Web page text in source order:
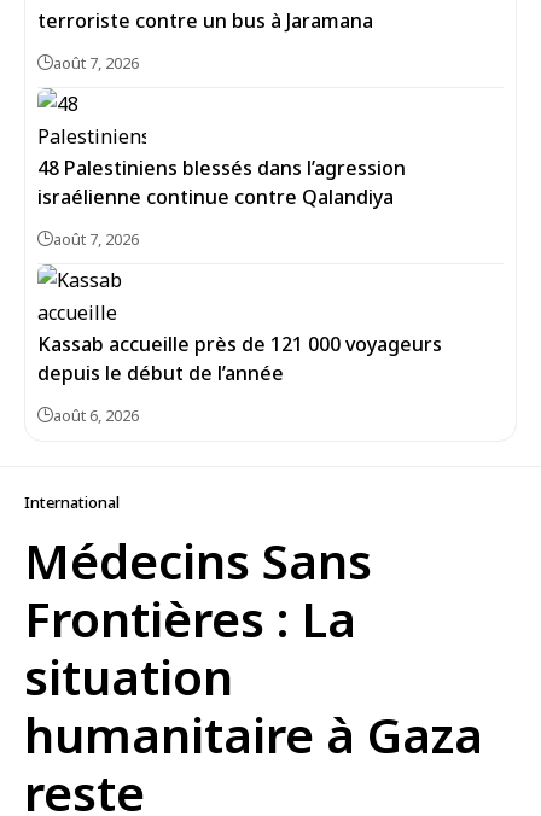
terroriste contre un bus à Jaramana
août 7, 2026
48 Palestiniens blessés dans l’agression
israélienne continue contre Qalandiya
août 7, 2026
Kassab accueille près de 121 000 voyageurs
depuis le début de l’année
août 6, 2026
International
Médecins Sans
Frontières : La
situation
humanitaire à Gaza
reste